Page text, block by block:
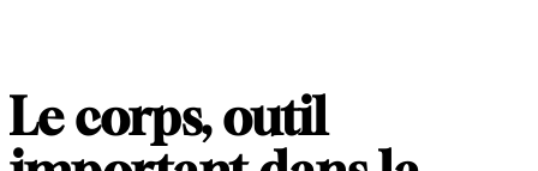
Le corps, outil